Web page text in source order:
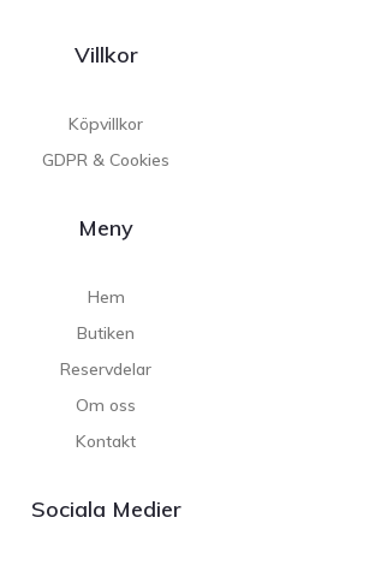
Villkor
Köpvillkor
GDPR & Cookies
Meny
Hem
Butiken
Reservdelar
Om oss
Kontakt
Sociala Medier